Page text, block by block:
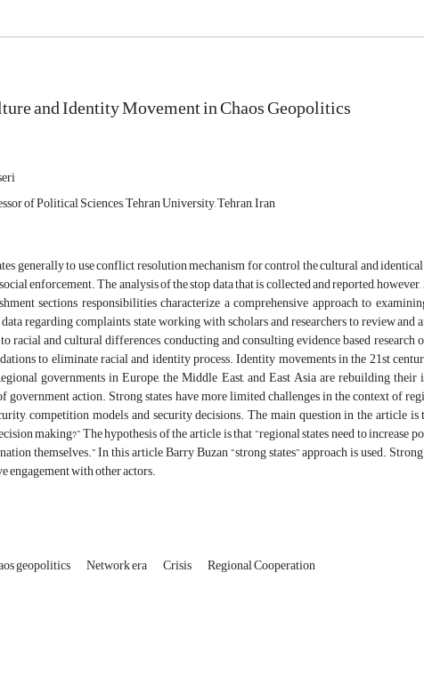
and Identity Movement in Chaos Geopolitics
of Political Sciences, Tehran University, Tehran, Iran
generally to use conflict resolution mechanism for control the cultural and
enforcement. The analysis of the stop data that is collected and reported,
sections responsibilities characterize a comprehensive approach to
regarding complaints, state working with scholars and researchers to review
racial and cultural differences, conducting and consulting evidence based
to eliminate racial and identity process. Identity movements in the 21st
governments in Europe, the Middle East, and East Asia are rebuilding
government action. Strong states have more limited challenges in the context of
competition models and security decisions. The main question in the article
making?” The hypothesis of the article is that “regional states need to
themselves.” In this article, Barry Buzan “strong states” approach is used.
engagement with other actors.
geopolitics Network era Crisis Regional Cooperation